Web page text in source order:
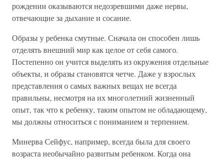
рождении оказываются недозревшими даже нервы,
отвечающие за дыхание и сосание.
Образы у ребенка смутные. Сначала он способен лишь
отделять внешний мир как целое от себя самого.
Постепенно он учится выделять из окружения отдельные
объекты, и образы становятся четче. Даже у взрослых
представления о самых важных вещах не всегда
правильны, несмотря на их многолетний жизненный
опыт, так что к ребенку, таким опытом не обладающему,
мы должны относиться с пониманием и терпением.
Минерва Сейфус, например, всегда была для своего
возраста необычайно развитым ребенком. Когда она